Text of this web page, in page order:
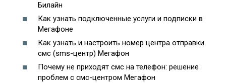
Билайн
Как узнать подключенные услуги и подписки в
Мегафоне
Как узнать и настроить номер центра отправки
смс (sms-центр) Мегафон
Почему не приходят смс на телефон: решение
проблем с смс-центром Мегафон